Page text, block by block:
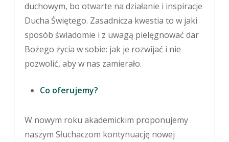
duchowym, bo otwarte na działanie i inspiracje
Ducha Świętego. Zasadnicza kwestia to w jaki
sposób świadomie i z uwagą pielęgnować dar
Bożego życia w sobie: jak je rozwijać i nie
pozwolić, aby w nas zamierało.
Co oferujemy?
W nowym roku akademickim proponujemy
naszym Słuchaczom kontynuację nowej